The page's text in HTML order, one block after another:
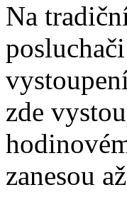
Na
zde
zanesou